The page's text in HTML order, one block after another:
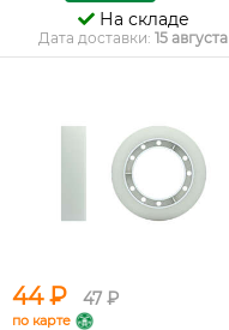
На складе
Дата доставки: 15 августа
44 ₽ 47 ₽
по карте